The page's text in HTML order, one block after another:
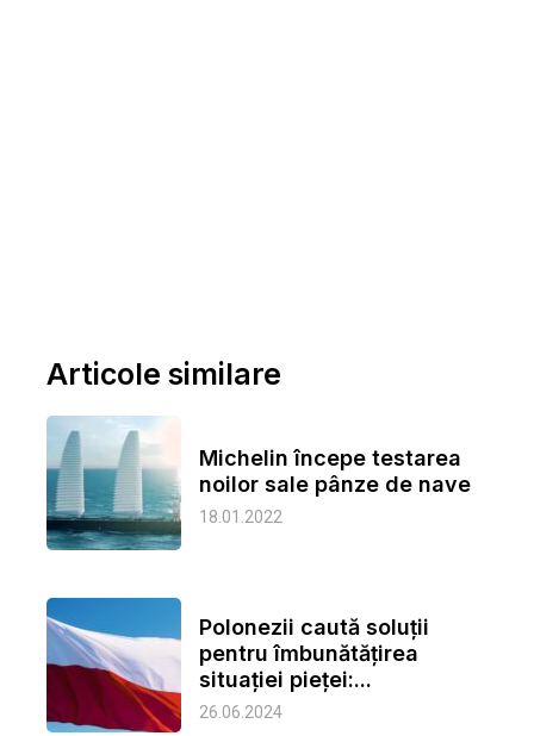
Articole similare
Michelin începe testarea
noilor sale pânze de nave
18.01.2022
Polonezii caută soluţii
pentru îmbunătăţirea
situaţiei pieţei:...
26.06.2024